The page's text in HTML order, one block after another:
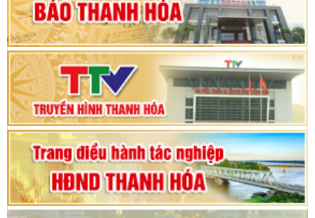
Phiên thảo luận Kỳ họp thứ 24, HĐND tỉnh
Thanh Hóa khóa XVIII, nhiệm kỳ 2021 - 2026
Bế mạc Kỳ họp thứ hai bốn, Hội đồng nhân dân
tỉnh khoá XVIII